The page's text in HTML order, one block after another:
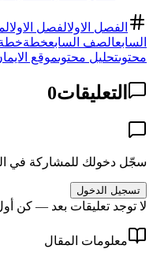
الفصل الاولالفصل الاول
السابعالصف السابعخطة
محتوىتحليل محتوىموقع
التعليقات0
سجّل دخولك للمشاركة في
تسجيل الدخول
لا توجد تعليقات بعد — كن
معلومات المقال